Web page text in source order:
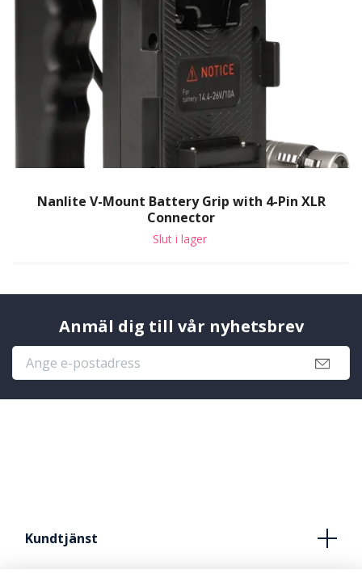
Nanlite V-Mount Battery Grip with 4-Pin XLR
Connector
Slut i lager
Anmäl dig till vår nyhetsbrev
Kundtjänst